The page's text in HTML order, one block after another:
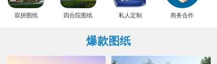
双拼图纸 四合院图纸 私人定制 商务合作
爆款图纸